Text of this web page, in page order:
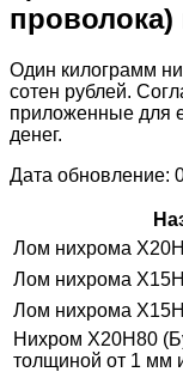
проволока)
Один килограмм
сотен рублей.
приложенные для
денег.
Дата обновление:
Лом нихрома
Лом нихрома
Лом нихрома
Нихром Х20Н80
толщиной от 1 мм